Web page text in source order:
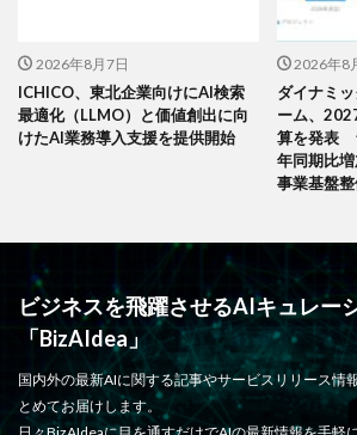
2026年8月7日
ICHICO、東北企業向けにAI検索
最適化（LLMO）と価値創出に向
けたAI業務導入支援を提供開始
2026年8
ダイナミ
ーム、
算を発表
年同期比
事業基盤
ビジネスを飛躍させるAIキュレー
「BizAIdea」
国内外の最新AIに関する記事やサービスリリース情
とめてお届けします。